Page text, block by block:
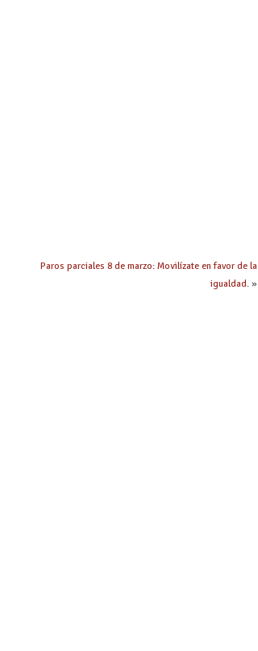
Paros parciales 8 de marzo: Movilízate en favor de la
igualdad. »